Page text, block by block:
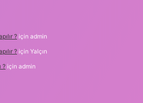
? için admin
? için Yalçın
? için admin